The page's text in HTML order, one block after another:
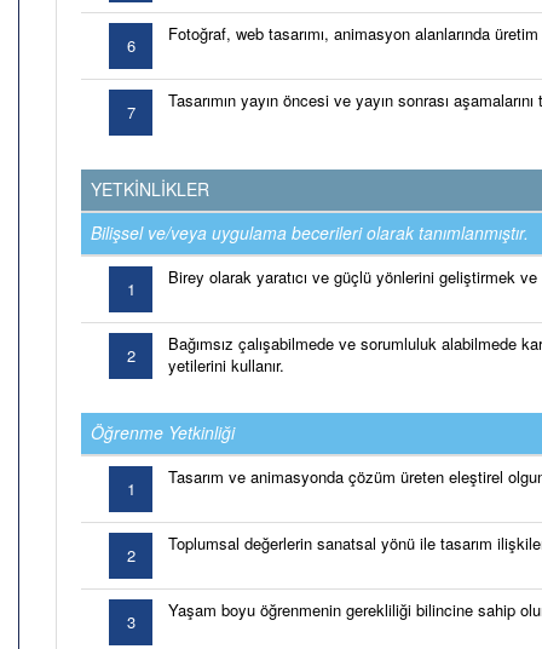
6
Fotoğraf, web tasarımı, animasyon alanlarında
7
Tasarımın yayın öncesi ve yayın sonrası aşamalarını
YETKİNLİKLER
Bilişsel ve/veya uygulama becerileri olarak tanımlanmıştır.
1
Birey olarak yaratıcı ve güçlü yönlerini geliştirmek ve
2
Bağımsız çalışabilmede ve sorumluluk alabilmede
yetilerini kullanır.
Öğrenme Yetkinliği
1
Tasarım ve animasyonda çözüm üreten eleştirel
2
Toplumsal değerlerin sanatsal yönü ile tasarım
3
Yaşam boyu öğrenmenin gerekliliği bilincine sahip